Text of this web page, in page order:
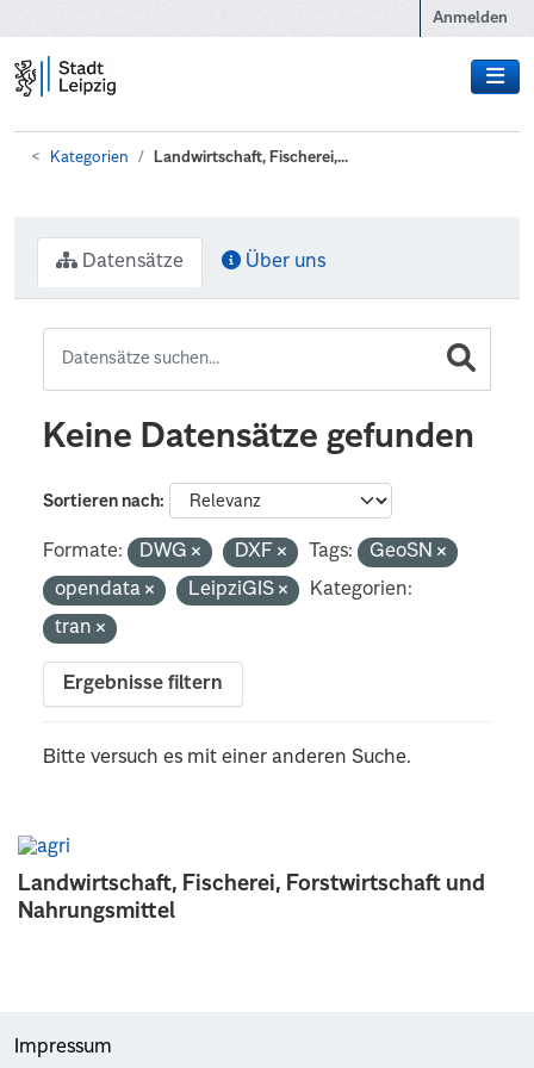
Anmelden
Kategorien Landwirtschaft, Fischerei,...
Landwirtschaft, Fischerei, Forstwirtschaft und
Nahrungsmittel
Datensätze Über uns
Keine Datensätze gefunden
Sortieren nach
Formate: DWG DXF Tags:
GeoSN
opendata
LeipziGIS
Kategorien:
tran
Ergebnisse filtern
Bitte versuch es mit einer anderen Suche.
Impressum